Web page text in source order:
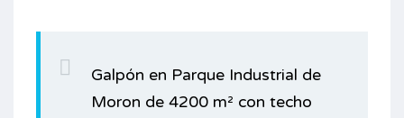
Galpón en Parque Industrial de
Moron de 4200 m² con techo